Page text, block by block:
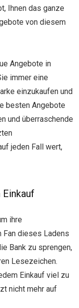
Ihnen das ganze
von diesem
Angebote in
immer eine
einzukaufen und
besten Angebote
und überraschende
jeden Fall wert,
Einkauf
ihre
Fan dieses Ladens
Bank zu sprengen,
Lesezeichen.
Einkauf viel zu
nicht mehr auf